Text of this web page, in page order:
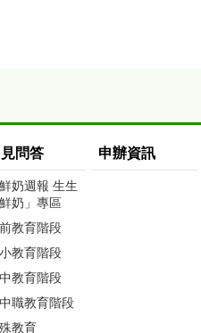
問答
鮮奶週報 生生
奶」專區
教育階段
教育階段
教育階段
職教育階段
教育
申辦資訊